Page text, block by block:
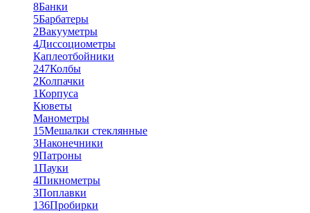
8Банки
5Барбатеры
2Вакууметры
4Диссоциометры
Каплеотбойники
247Колбы
2Колпачки
1Корпуса
Кюветы
Манометры
15Мешалки стеклянные
3Наконечники
9Патроны
1Пауки
4Пикнометры
3Поплавки
136Пробирки